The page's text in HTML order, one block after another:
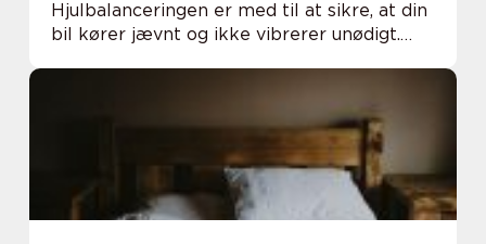
Hjulbalanceringen er med til at sikre, at din
bil kører jævnt og ikke vibrerer unødigt.